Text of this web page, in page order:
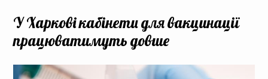
Громадське здоров’я
Безбар’єрність
У Харкові кабінети для вакцинації
працюватимуть довше